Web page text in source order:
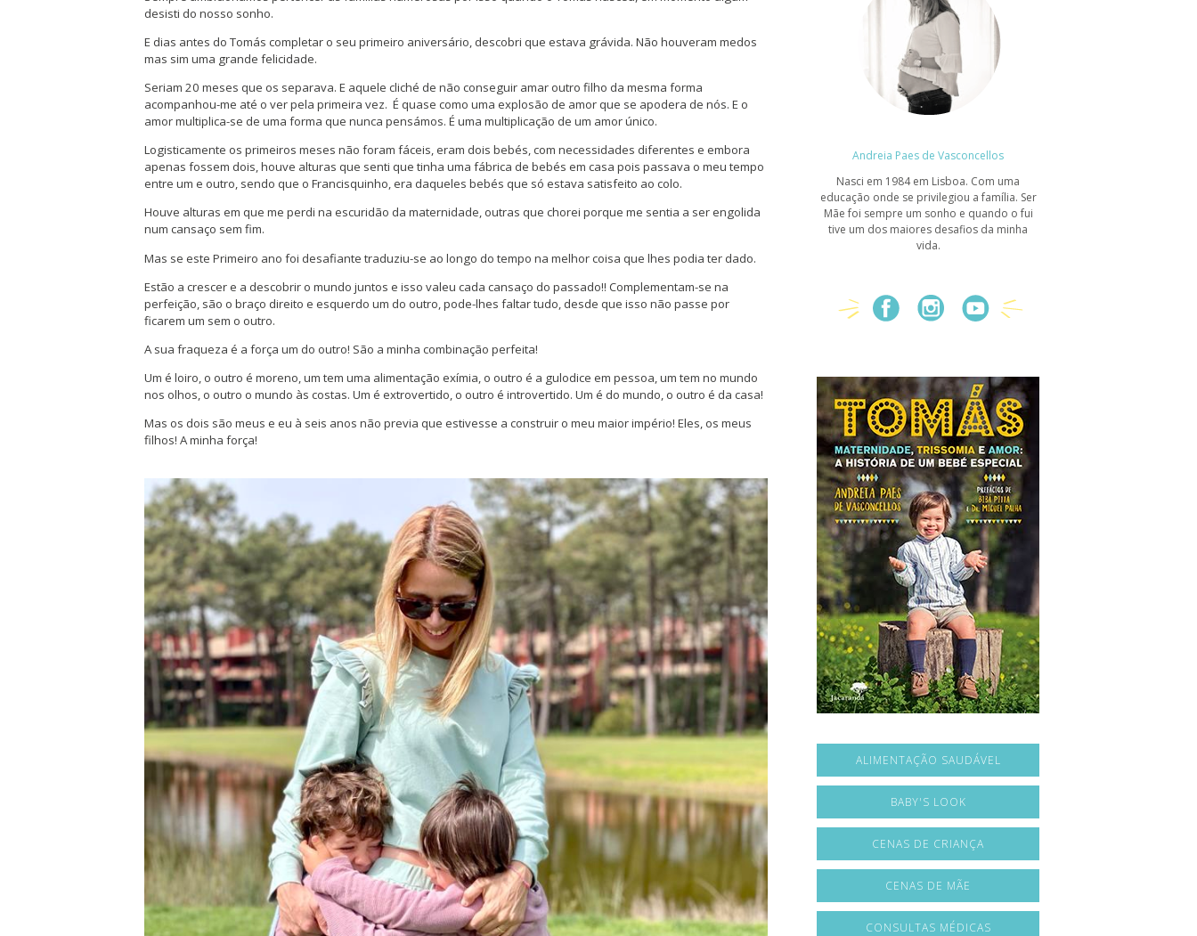
desisti do nosso sonho.
E dias antes do Tomás completar o seu primeiro aniversário, descobri que estava grávida. Não houveram medos
mas sim uma grande felicidade.
Seriam 20 meses que os separava. E aquele cliché de não conseguir amar outro filho da mesma forma
acompanhou-me até o ver pela primeira vez. É quase como uma explosão de amor que se apodera de nós. E o
amor multiplica-se de uma forma que nunca pensámos. É uma multiplicação de um amor único.
Logisticamente os primeiros meses não foram fáceis, eram dois bebés, com necessidades diferentes e embora
apenas fossem dois, houve alturas que senti que tinha uma fábrica de bebés em casa pois passava o meu tempo
entre um e outro, sendo que o Francisquinho, era daqueles bebés que só estava satisfeito ao colo.
Houve alturas em que me perdi na escuridão da maternidade, outras que chorei porque me sentia a ser engolida
num cansaço sem fim.
Mas se este Primeiro ano foi desafiante traduziu-se ao longo do tempo na melhor coisa que lhes podia ter dado.
Estão a crescer e a descobrir o mundo juntos e isso valeu cada cansaço do passado!! Complementam-se na
perfeição, são o braço direito e esquerdo um do outro, pode-lhes faltar tudo, desde que isso não passe por
ficarem um sem o outro.
A sua fraqueza é a força um do outro! São a minha combinação perfeita!
Um é loiro, o outro é moreno, um tem uma alimentação exímia, o outro é a gulodice em pessoa, um tem no mundo
nos olhos, o outro o mundo às costas. Um é extrovertido, o outro é introvertido. Um é do mundo, o outro é da casa!
Mas os dois são meus e eu à seis anos não previa que estivesse a construir o meu maior império! Eles, os meus
filhos! A minha força!
Andreia Paes de Vasconcellos
Nasci em 1984 em Lisboa. Com uma
educação onde se privilegiou a família. Ser
Mãe foi sempre um sonho e quando o fui
tive um dos maiores desafios da minha
vida.
ALIMENTAÇÃO SAUDÁVEL
BABY'S LOOK
CENAS DE CRIANÇA
CENAS DE MÃE
CONSULTAS MÉDICAS